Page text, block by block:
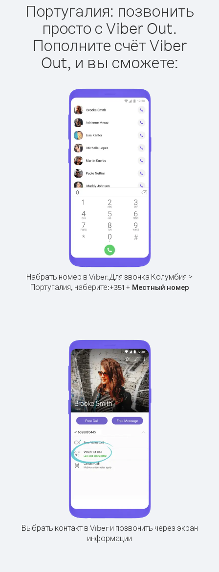
Португалия: позвонить
просто с Viber Out.
Пополните счёт Viber
Out, и вы сможете:
Набрать номер в Viber.Для звонка Колумбия >
Португалия, наберите:+351+ Местный номер
Выбрать контакт в Viber и позвонить через экран
информации